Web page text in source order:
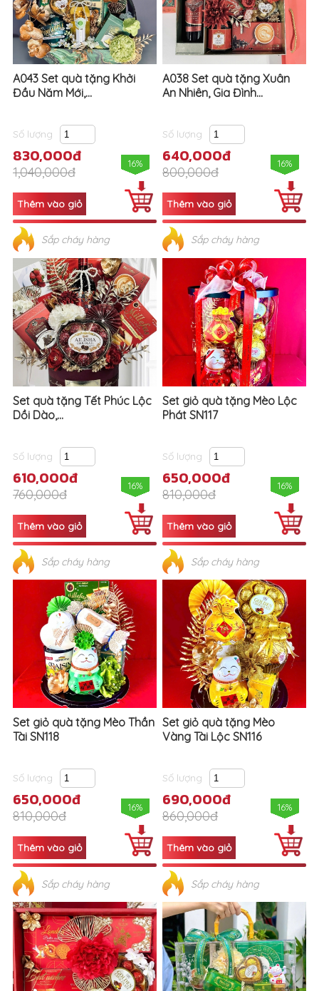
A043 Set quà tặng Khởi
Đầu Năm Mới,...
Số lượng
830,000đ
1,040,000đ
16%
Sắp cháy hàng
A038 Set quà tặng Xuân
An Nhiên, Gia Đình...
Số lượng
640,000đ
800,000đ
16%
Sắp cháy hàng
Set quà tặng Tết Phúc Lộc
Dồi Dào,...
Số lượng
610,000đ
760,000đ
16%
Sắp cháy hàng
Set giỏ quà tặng Mèo Lộc
Phát SN117
Số lượng
650,000đ
810,000đ
16%
Sắp cháy hàng
Set giỏ quà tặng Mèo Thần
Tài SN118
Số lượng
650,000đ
810,000đ
16%
Sắp cháy hàng
Set giỏ quà tặng Mèo
Vàng Tài Lộc SN116
Số lượng
690,000đ
860,000đ
16%
Sắp cháy hàng